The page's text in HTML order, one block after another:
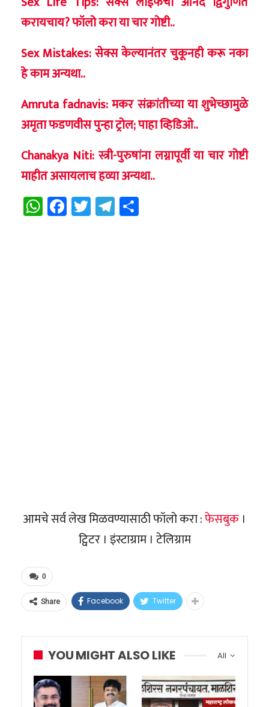
करायचाय? फॉलो करा या चार गोष्टी..
Sex Mistakes: सेक्स केल्यानंतर चुकूनही करू नका
हे काम अन्यथा..
Amruta fadnavis: मकर संक्रांतीच्या या शुभेच्छामुळे
अमृता फडणवीस पुन्हा ट्रोल; पाहा व्हिडिओ..
Chanakya Niti: स्त्री-पुरुषांना लग्नापूर्वी या चार गोष्टी
माहीत असायलाच हव्या अन्यथा..
WhatsApp
Facebook
TwitterTelegram
आमचे सर्व लेख मिळवण्यासाठी फॉलो करा :फेसबुक ।
ट्विटर । इंस्टाग्राम । टेलिग्राम
0
Share Facebook Twitter
All
YOU MIGHT ALSO LIKE